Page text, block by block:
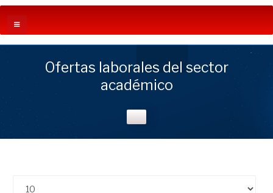
Ofertas laborales del sector
académico